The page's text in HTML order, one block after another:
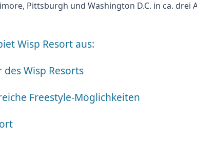
Pittsburgh und Washington D.C. in ca.
Wisp Resort aus:
Wisp Resorts
Freestyle-Möglichkeiten